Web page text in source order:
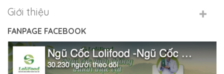
Giới thiệu
FANPAGE FACEBOOK